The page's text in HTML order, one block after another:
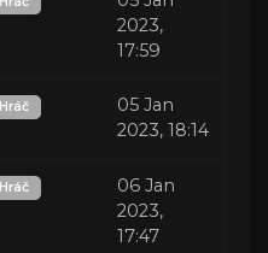
2023,
17:59
Hráč
05 Jan
2023, 18:14
Hráč
06 Jan
2023,
17:47